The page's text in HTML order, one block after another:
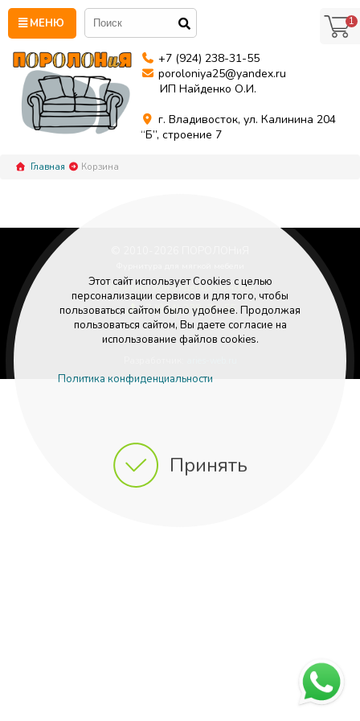
Принять
Этот сайт использует Cookies с целью
персонализации сервисов и для того, чтобы
пользоваться сайтом было удобнее. Продолжая
пользоваться сайтом, Вы даете согласие на
использование файлов cookies.
Политика конфиденциальности
МЕНЮ
+7 (924) 238-31-55
poroloniya25@yandex.ru
ИП Найденко О.И.
г. Владивосток, ул. Калинина 204
“Б”, строение 7
1
Главная Корзина
Политика конфиденциальности
+7 (924) 238-31-55
Poroloniya25@yandex.ru